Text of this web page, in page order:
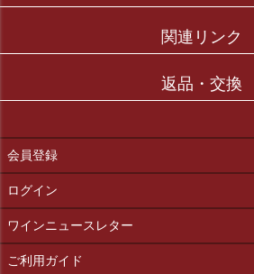
関連リンク
返品・交換
会員登録
ログイン
ワインニュースレター
ご利用ガイド